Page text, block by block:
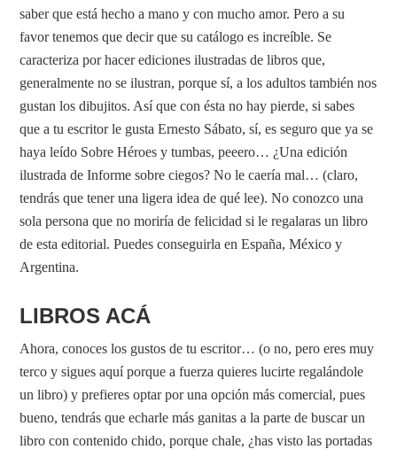
saber que está hecho a mano y con mucho amor. Pero a su
favor tenemos que decir que su catálogo es increíble. Se
caracteriza por hacer ediciones ilustradas de libros que,
generalmente no se ilustran, porque sí, a los adultos también nos
gustan los dibujitos. Así que con ésta no hay pierde, si sabes
que a tu escritor le gusta Ernesto Sábato, sí, es seguro que ya se
haya leído Sobre Héroes y tumbas, peeero… ¿Una edición
ilustrada de Informe sobre ciegos? No le caería mal… (claro,
tendrás que tener una ligera idea de qué lee). No conozco una
sola persona que no moriría de felicidad si le regalaras un libro
de esta editorial. Puedes conseguirla en España, México y
Argentina.
LIBROS ACÁ
Ahora, conoces los gustos de tu escritor… (o no, pero eres muy
terco y sigues aquí porque a fuerza quieres lucirte regalándole
un libro) y prefieres optar por una opción más comercial, pues
bueno, tendrás que echarle más ganitas a la parte de buscar un
libro con contenido chido, porque chale, ¿has visto las portadas